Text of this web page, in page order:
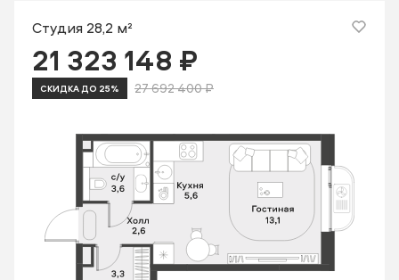
Студия 28,2 м²
21 323 148 ₽
СКИДКА ДО 25% 27 692 400 ₽